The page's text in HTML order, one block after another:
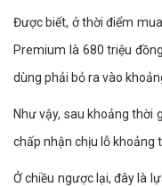
Được biết, ở thời điểm
Premium là 680 triệu
dùng phải bỏ ra vào
Như vậy, sau khoảng thời
chấp nhận chịu lỗ khoảng
Ở chiều ngược lại, đây là